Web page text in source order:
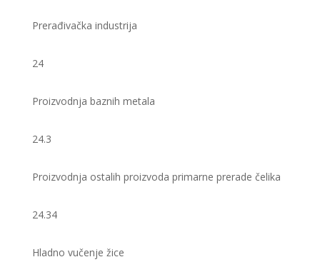
Prerađivačka industrija
24
Proizvodnja baznih metala
24.3
Proizvodnja ostalih proizvoda primarne prerade čelika
24.34
Hladno vučenje žice ​